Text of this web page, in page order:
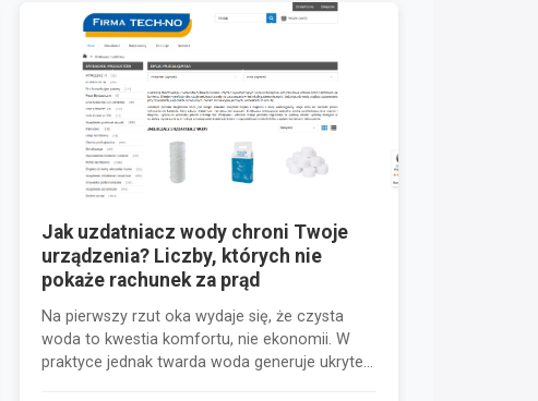
Jak uzdatniacz wody chroni Twoje
urządzenia? Liczby, których nie
pokaże rachunek za prąd
Na pierwszy rzut oka wydaje się, że czysta
woda to kwestia komfortu, nie ekonomii. W
praktyce jednak twarda woda generuje ukryte